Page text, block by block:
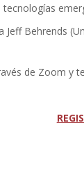
Behrends
de Zoom y